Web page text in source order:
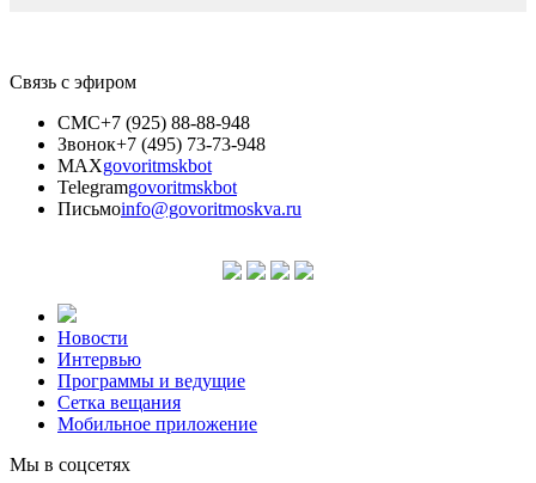
Связь с эфиром
СМС+7 (925) 88-88-948
Звонок+7 (495) 73-73-948
MAXgovoritmskbot
Telegramgovoritmskbot
Письмоinfo@govoritmoskva.ru
Новости
Интервью
Программы и ведущие
Сетка вещания
Мобильное приложение
Мы в соцсетях